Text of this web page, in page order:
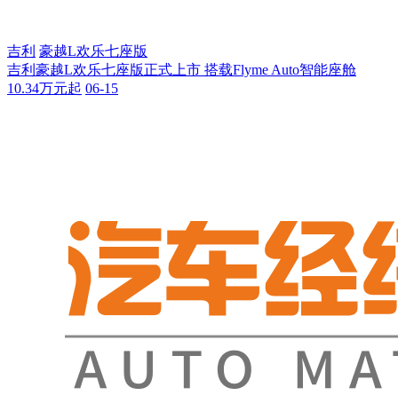
吉利 豪越L欢乐七座版
吉利豪越L欢乐七座版正式上市 搭载Flyme Auto智能座舱
10.34万元起 06-15